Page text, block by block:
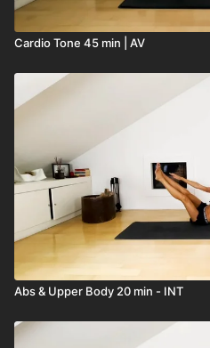
Cardio Tone 45 min | AV
Abs & Upper Body 20 min - INT